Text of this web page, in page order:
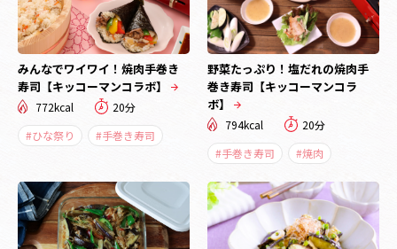
みんなでワイワイ！焼肉手巻き
寿司【キッコーマンコラボ】
772kcal
20分
#ひな祭り
#手巻き寿司
野菜たっぷり！塩だれの焼肉手
巻き寿司【キッコーマンコラ
ボ】
794kcal
20分
#手巻き寿司
#焼肉